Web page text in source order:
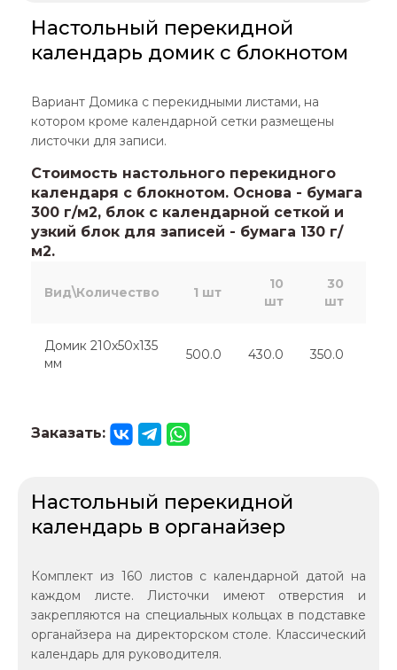
Настольный перекидной
календарь домик с блокнотом
Вариант Домика с перекидными листами, на
котором кроме календарной сетки размещены
листочки для записи.
Стоимость настольного перекидного
календаря с блокнотом. Основа - бумага
300 г/м2, блок с календарной сеткой и
узкий блок для записей - бумага 130 г/
м2.
Вид\Количество 1 шт
10
шт
30
шт
Домик 210х50х135
мм
500.0 430.0 350.0
Заказать:
Настольный перекидной
календарь в органайзер
Комплект из 160 листов с календарной датой на
каждом листе. Листочки имеют отверстия и
закрепляются на специальных кольцах в подставке
органайзера на директорском столе. Классический
календарь для руководителя.